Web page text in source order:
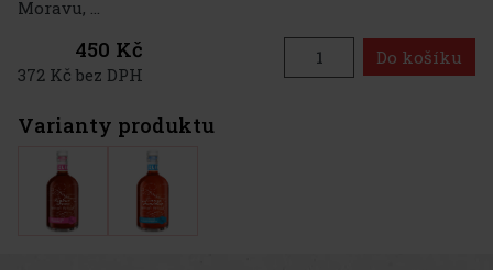
Moravu, ...
450 Kč
372 Kč bez DPH
Do košíku
Varianty produktu